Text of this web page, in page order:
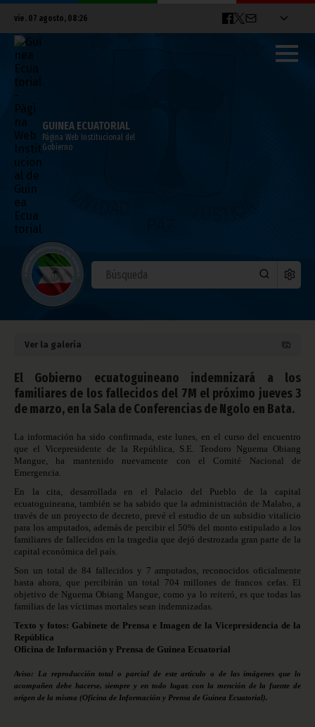
vie. 07 agosto, 08:26
GUINEA ECUATORIAL
Página Web Institucional del
Gobierno
El Comité de Emergencia agiliza los
preparativos para el primer aniversario
del 7M
febrero 28, 2022
Vicepresidencia
Ver la galería
El Gobierno ecuatoguineano indemnizará a los
familiares de los fallecidos del 7M el próximo jueves 3
de marzo, en la Sala de Conferencias de Ngolo en Bata.
La información ha sido confirmada, este lunes, en el curso del encuentro
que el Vicepresidente de la República, S.E. Teodoro Nguema Obiang
Mangue, ha mantenido nuevamente con el Comité Nacional de
Emergencia.
En la cita, desarrollada en el Palacio del Pueblo de la capital
ecuatoguineana, también se ha sabido que la administración de Malabo, a
través de un proyecto de decreto, prevé el estudio de un subsidio vitalicio
para los amputados, además de percibir el 50% del monto estipulado a los
familiares de fallecidos en la tragedia que dejó destrozada gran parte de la
capital económica del país.
Son un total de 84 fallecidos y 7 amputados, reconocidos oficialmente
hasta ahora, que percibirán un total 704 millones de francos cefas. El
objetivo de Nguema Obiang Mangue, como ya lo reiteró, es que todas las
familias de las víctimas mortales sean indemnizadas.
Texto y fotos: Gabinete de Prensa e Imagen de la Vicepresidencia de la
República
Oficina de Información y Prensa de Guinea Ecuatorial
Aviso: La reproducción total o parcial de este artículo o de las imágenes que lo
acompañen debe hacerse, siempre y en todo lugar, con la mención de la fuente de
origen de la misma (Oficina de Información y Prensa de Guinea Ecuatorial).